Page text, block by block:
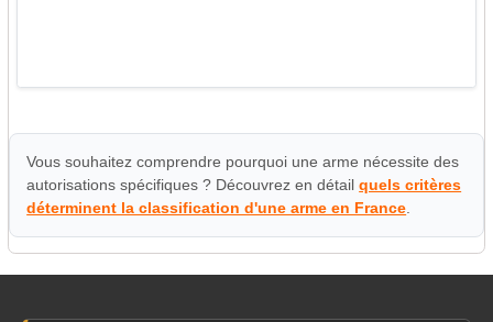
Vous souhaitez comprendre pourquoi une arme nécessite des
autorisations spécifiques ? Découvrez en détailquels critères
déterminent la classification d'une arme en France